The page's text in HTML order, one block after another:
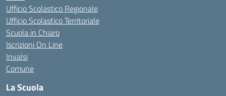
Ufficio Scolastico Regionale
Ufficio Scolastico Territoriale
Scuola in Chiaro
Iscrizioni On Line
Invalsi
Comune
La Scuola